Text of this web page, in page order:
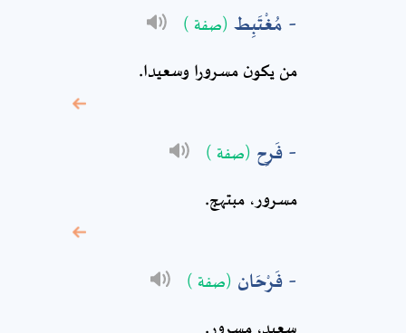
مُغْتَبِط (صفة )
من يكون مسرورا وسعيدا.
فَرِح (صفة )
مسرور، مبتهج.
فَرْحَان (صفة )
سعيد، مسرور.
Comment: *